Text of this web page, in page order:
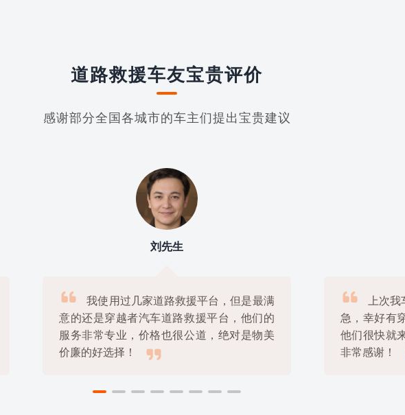
道路救援车友宝贵评价
感谢部分全国各城市的车主们提出宝贵建议
李女士

上次我车子没电了，一个人在外地很着
急，幸好有穿越者汽车道路救援平台帮忙，
他们很快就来了，还帮我搞定了送电，真的
非常感谢！


我老
区没油了还
救援平台接
太感谢了！